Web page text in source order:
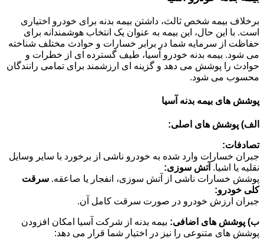
برخلاف بیمه شخص ثالث، داشتن بیمه بدنه برای خودرو اختیاری
است. با این حال، این بیمه به عنوان یک انتخاب هوشمندانه برای
حفاظت از سرمایه شما در برابر خسارات و حوادث مختلف شناخته
می شود. بیمه بدنه خودرو آسیا، طیف گسترده ای از خطرات و
حوادث را پوشش می دهد و گزینه ای ارزشمند برای تمامی رانندگان
محسوب می شود.
پوشش های بیمه بدنه آسیا
الف) پوشش های اصلی:
تصادفات:
جبران خسارات وارد شده به خودرو ناشی از برخورد با سایر وسایل
نقلیه یا اشیا. آتش سوزی:
پوشش خسارات ناشی از آتش سوزی، انفجار یا صاعقه. سرقت
کلی خودرو:
جبران ارزش خودرو در صورت سرقت کامل آن.
ب) پوشش های اضافی: بیمه بدنه از شرکت آسیا امکان افزودن
پوشش های متنوعی را نیز در اختیار شما قرار می دهد: